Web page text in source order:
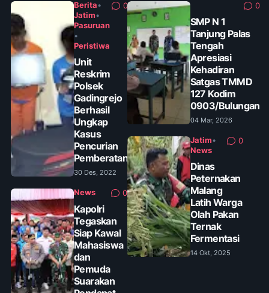
Berita•
Jatim•
Pasuruan
•
Peristiwa
0
Unit
Reskrim
Polsek
Gadingrejo
Berhasil
Ungkap
Kasus
Pencurian
Pemberatan
30 Des, 2022
News 0
Kapolri
Tegaskan
Siap Kawal
Mahasiswa
dan
Pemuda
Suarakan
0
SMP N 1
Tanjung Palas
Tengah
Apresiasi
Kehadiran
Satgas TMMD
127 Kodim
0903/Bulungan
04 Mar, 2026
Jatim•
News
0
Dinas
Peternakan
Malang
Latih Warga
Olah Pakan
Ternak
Fermentasi
14 Okt, 2025